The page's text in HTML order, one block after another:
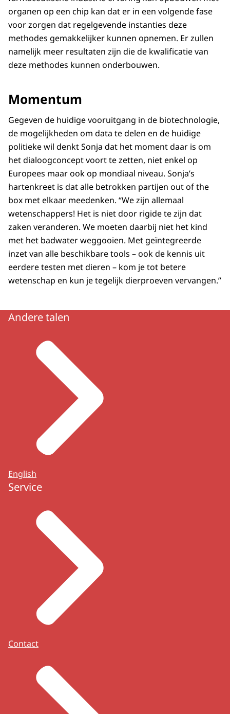
organen op een chip kan dat er in een volgende fase
voor zorgen dat regelgevende instanties deze
methodes gemakkelijker kunnen opnemen. Er zullen
namelijk meer resultaten zijn die de kwalificatie van
deze methodes kunnen onderbouwen.
Momentum
Gegeven de huidige vooruitgang in de biotechnologie,
de mogelijkheden om data te delen en de huidige
politieke wil denkt Sonja dat het moment daar is om
het dialoogconcept voort te zetten, niet enkel op
Europees maar ook op mondiaal niveau. Sonja’s
hartenkreet is dat alle betrokken partijen out of the
box met elkaar meedenken. “We zijn allemaal
wetenschappers! Het is niet door rigide te zijn dat
zaken veranderen. We moeten daarbij niet het kind
met het badwater weggooien. Met geïntegreerde
inzet van alle beschikbare tools – ook de kennis uit
eerdere testen met dieren – kom je tot betere
wetenschap en kun je tegelijk dierproeven vervangen.”
Andere talen
English
Service
Contact